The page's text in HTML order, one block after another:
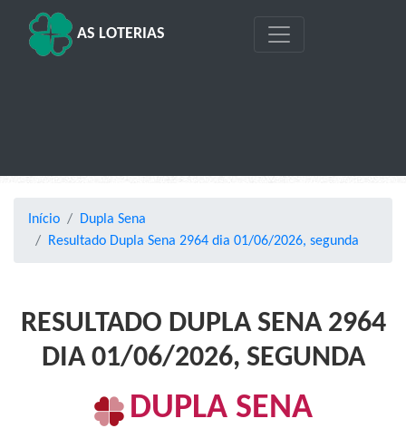
AS LOTERIAS
Início
Dupla Sena
Resultado Dupla Sena 2964 dia 01/06/2026, segunda
RESULTADO DUPLA SENA 2964
DIA 01/06/2026, SEGUNDA
DUPLA SENA